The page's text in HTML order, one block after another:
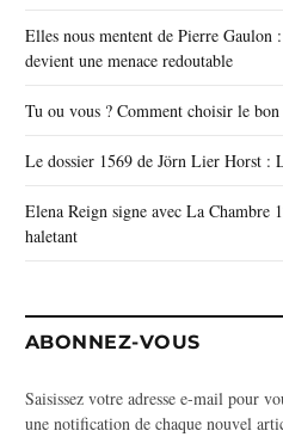
Elles nous mentent de Pierre
devient une menace redoutable
Tu ou vous ? Comment choisir le
Le dossier 1569 de Jörn Lier Horst :
Elena Reign signe avec La Chambre
haletant
ABONNEZ-VOUS
Saisissez votre adresse e-mail pour
une notification de chaque nouvel